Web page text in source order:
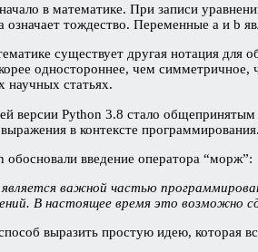
в математике. При записи
означает тождество. Переменные a и
существует другая нотация для
одностороннее, чем симметричное,
научных статьях.
версии Python 3.8 стало общепринятым
в контексте программирования.
обосновали введение оператора “морж”:
важной частью
В настоящее время это возможно
выразить простую идею, которая